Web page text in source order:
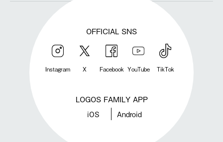
OFFICIAL SNS
Instagram X Facebook YouTube TikTok
LOGOS FAMILY APP
iOS Android